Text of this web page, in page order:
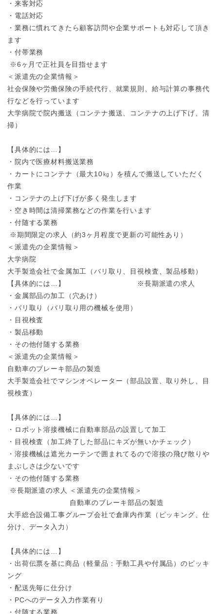
・来客対応
・電話対応
・業務に慣れてきたら顧客訪問や企業サポートも対応して頂き
ます
・付帯業務
※6ヶ月で正社員を目指せます
＜派遣先の企業情報＞
社会保険や労働保険の手続代行、就業規則、給与計算の事務代
行などを行っています
大学病院で院内搬送（コンテナ搬送、コンテナの上げ下げ、清
掃）
【具体的には…】
・院内で医療材料搬送業務
・カートにコンテナ（最大10㎏）を積んで搬送していただく
作業
・コンテナの上げ下げが多く発生します
・空き時間は清掃業務などの作業を行います
・付随する業務
※期間限定の求人（約3ヶ月程度で更新の可能性あり）
＜派遣先の企業情報＞
大学病院
大手製造会社で金属加工（バリ取り、目視検査、製品移動）
【具体的には…】
・金属部品の加工（穴あけ）
・バリ取り（バリ取り用の機械を使用）
・目視検査
・製品移動
・その他付随する業務
※長期派遣の求人
＜派遣先の企業情報＞
自動車のブレーキ部品の製造
大手製造会社でマシンオペレーター（部品設置、取り外し、目
視検査）
【具体的には…】
・ロボット溶接機械に自動車部品の設置して加工
・目視検査（加工終了した部品にキズが無いかチェック）
・溶接機械は遮光カーテンで囲まれてるので溶接の飛び散りや
まぶしさは少ないです
・その他付随する業務
※長期派遣の求人
＜派遣先の企業情報＞
自動車のブレーキ部品の製造
大手総合設備工事グループ会社で倉庫内作業（ピッキング、仕
分け、データ入力）
【具体的には…】
・出荷伝票を基に商品（軽量品：手動工具や付属品）のピッキ
ング
・配送先毎に仕分け
・PCへのデータ入力作業有り
・付随する業務